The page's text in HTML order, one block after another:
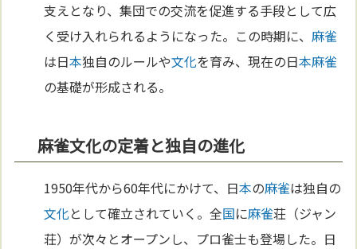
支えとなり、集団での交流を促進する手段として広
く受け入れられるようになった。この時期に、麻雀
は日本独自のルールや文化を育み、現在の日本麻雀
の基礎が形成される。
麻雀文化の定着と独自の進化
1950年代から60年代にかけて、日本の麻雀は独自の
文化として確立されていく。全国に麻雀荘（ジャン
荘）が次々とオープンし、プロ雀士も登場した。日